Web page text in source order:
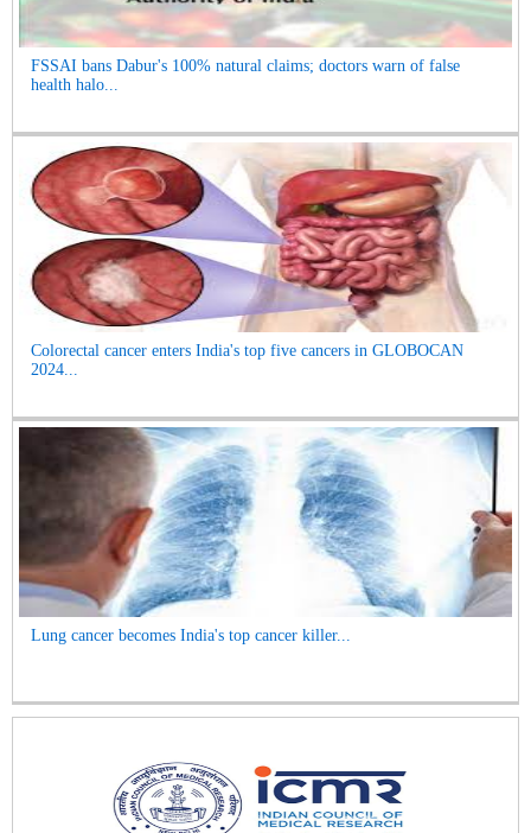
FSSAI bans Dabur's 100% natural claims; doctors warn of false
health halo...
Colorectal cancer enters India's top five cancers in GLOBOCAN
2024...
Lung cancer becomes India's top cancer killer...